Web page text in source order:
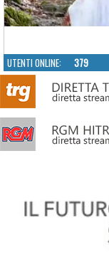
UTENTI ONLINE: 379